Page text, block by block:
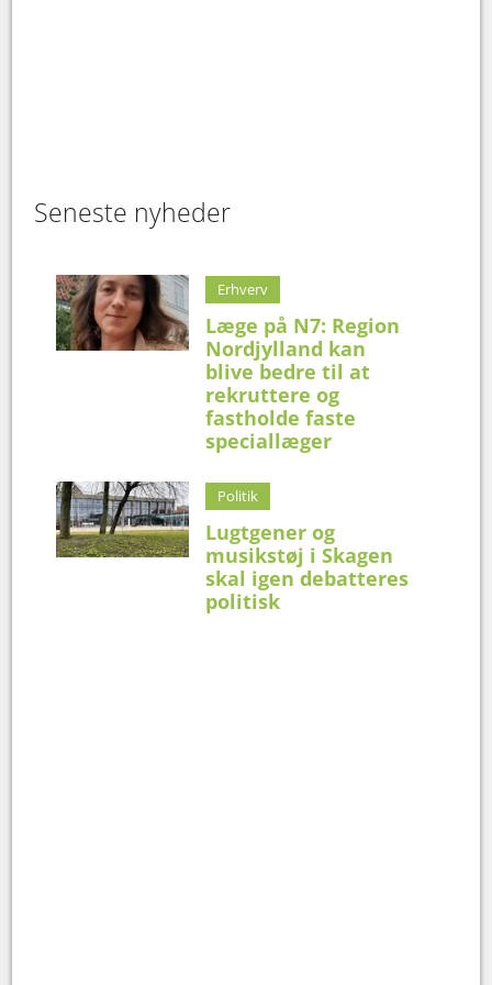
Seneste nyheder
Erhverv
Læge på N7: Region
Nordjylland kan
blive bedre til at
rekruttere og
fastholde faste
speciallæger
Politik
Lugtgener og
musikstøj i Skagen
skal igen debatteres
politisk